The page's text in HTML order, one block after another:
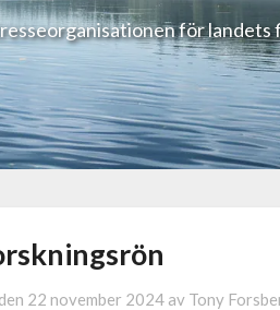
för landets
22 november 2024av Tony